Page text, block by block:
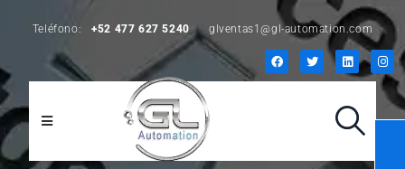
Teléfono: +52 477 627 5240 glventas1@gl-automation.com